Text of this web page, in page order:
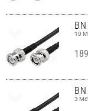
10
3